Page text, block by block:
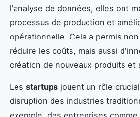
l'analyse de données, elles ont
processus de production et
opérationnelle. Cela a permis
réduire les coûts, mais aussi
création de nouveaux produits et
Les startups jouent un rôle
disruption des industries